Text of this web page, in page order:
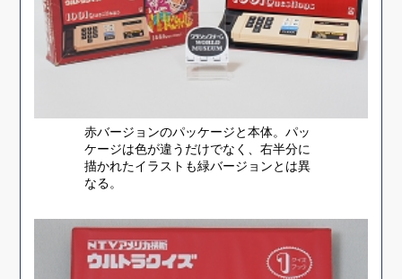
赤バージョンのパッケージと本体。パッ
ケージは色が違うだけでなく、右半分に
描かれたイラストも緑バージョンとは異
なる。